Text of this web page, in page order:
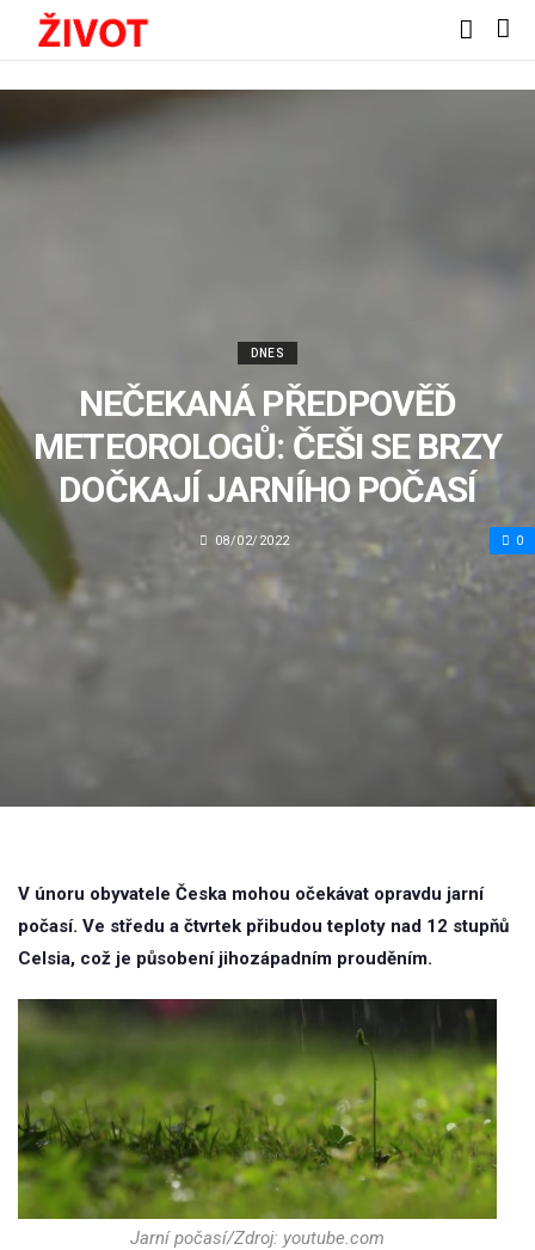
DNES
NEČEKANÁ PŘEDPOVĚĎ
METEOROLOGŮ: ČEŠI SE BRZY
DOČKAJÍ JARNÍHO POČASÍ
08/02/2022 0
V únoru obyvatele Česka mohou očekávat opravdu jarní
počasí. Ve středu a čtvrtek přibudou teploty nad 12 stupňů
Celsia, což je působení jihozápadním prouděním.
Jarní počasí/Zdroj: youtube.com